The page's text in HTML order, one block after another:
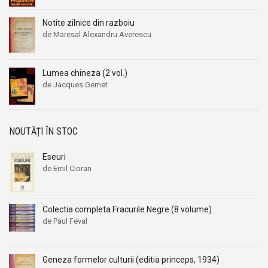
Aleksandr Beleaev
Alessandro Parronchi
Alexandra Jones
Alexandra Mosneaga
Alexandre Dumas
Alexandre Koyre
Alexandrian
Alexandru Busuioceanu
Alexandru Elian
Aleksandr Beleaev
Alessandro Parronchi
Alexandra Jones
Alexandra Mosneaga
Alexandre Dumas
Alexandre Koyre
Alexandrian
Alexandru Busuioceanu
Alexandru Elian
Notite zilnice din razboiu
de Maresal Alexandru Averescu
Lumea chineza (2 vol.)
de Jacques Gernet
NOUTĂȚI ÎN STOC
Eseuri
de Emil Cioran
Colectia completa Fracurile Negre (8 volume)
de Paul Feval
Geneza formelor culturii (editia princeps, 1934)